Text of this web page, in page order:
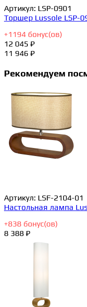
Артикул: LSP-0901
Торшер Lussole LSP-
+1194 бонус(ов)
12 045 ₽
11 946 ₽
Рекомендуем
Артикул: LSF-2104-01
Настольная лампа
+838 бонус(ов)
8 388 ₽